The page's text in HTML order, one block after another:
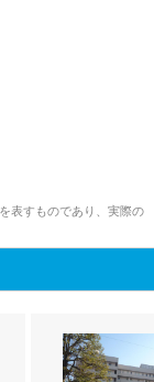
表すものであり、実際の